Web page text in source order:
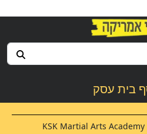
בית עסק
KSK Martial Arts Academy